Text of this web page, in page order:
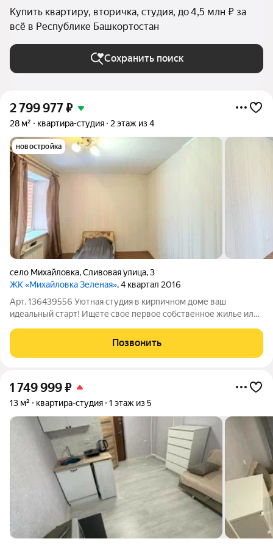
Купить квартиру, вторичка, студия, до 4,5 млн ₽ за
всё в Республике Башкортостан
Сохранить поиск
2 799 977₽
28 м² квартира-студия 2 этаж из 4
новостройка
село Михайловка,Сливовая улица,3
ЖК «Михайловка Зеленая», 4 квартал 2016
Арт. 136439556 Уютная студия в кирпичном доме ваш
идеальный старт! Ищете свое первое собственное жилье или
вниманию просторную студию площадью 28 квадратных
метров, расположенную в надежном
Позвонить
1 749 999₽
13 м² квартира-студия 1 этаж из 5